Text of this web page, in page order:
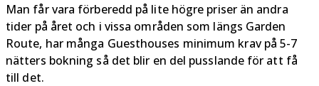
Man får vara förberedd på lite högre priser än andra
tider på året och i vissa områden som längs Garden
Route, har många Guesthouses minimum krav på 5-7
nätters bokning så det blir en del pusslande för att få
till det.